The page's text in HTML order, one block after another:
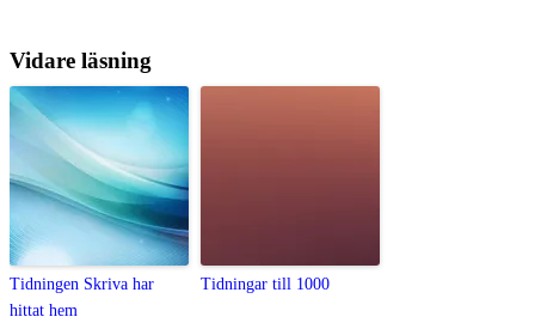
Vidare läsning
Tidningen Skriva har
hittat hem
Tidningar till 1000